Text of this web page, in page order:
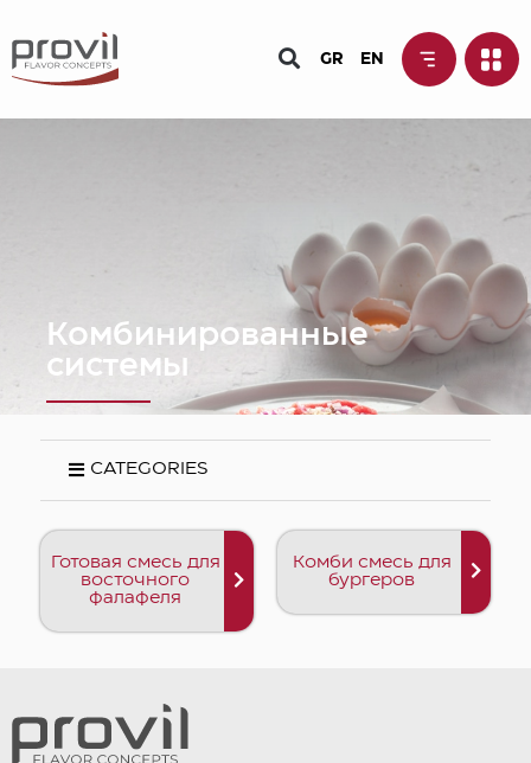
GR EN
Комбинированные
системы
CATEGORIES
Готовая смесь для
восточного
фалафеля
Комби смесь для
бургеров